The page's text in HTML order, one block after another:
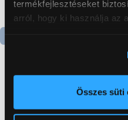
termékfejlesztéseket
arról, hogy ki használja az
elhelyezkedéséről pár
Az Ön készülékén
Összes süti
Gorenje NRS8182KX Side